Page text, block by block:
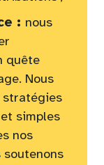
: nous
quête
Nous
stratégies
simples
nos
soutenons